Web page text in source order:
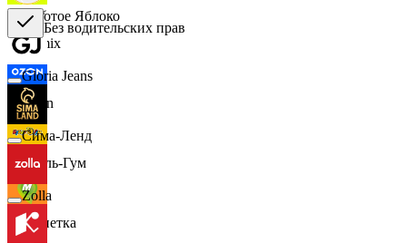
Demix
Ozon
Бубль-Гум
Монетка
Золотое Яблоко
Gloria Jeans
Сима-Ленд
Zolla
Без водительских прав